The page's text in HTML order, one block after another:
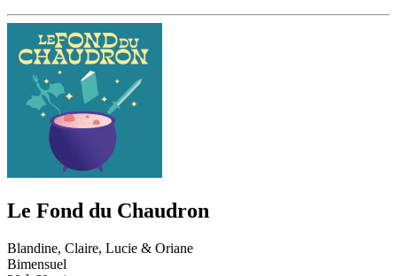
Le Fond du Chaudron
Blandine, Claire, Lucie & Oriane
Bimensuel